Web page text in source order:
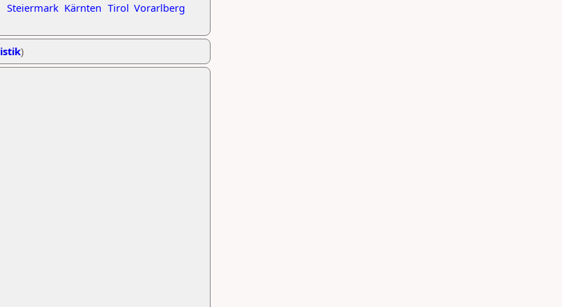
Steiermark Kärnten Tirol Vorarlberg
)